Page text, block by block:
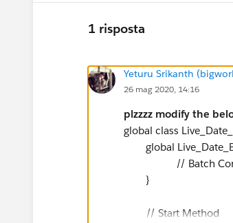
1 risposta
Yeturu Srikanth
26 mag 2020, 14:16
plzzzz modify the
global class
global
// Batch
}
// Start Method